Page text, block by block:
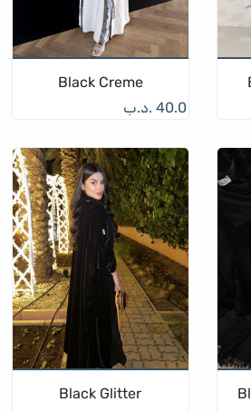
Black Creme
40.0 .د.ب
Black Glitter